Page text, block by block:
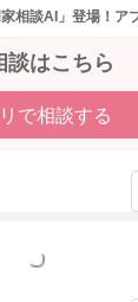
相談AI」登場！ア
談はこちら
で相談する
っと見る